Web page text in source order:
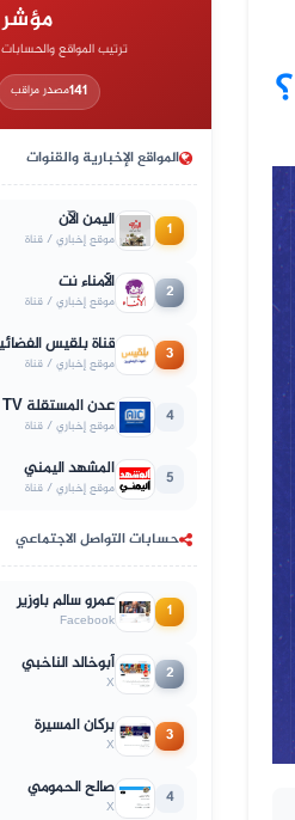
ترتيب المواقع
141مصدر مراقب
المواقع الإخبارية والقنوات
1 اليمن الآن
موقع إخباري / قناة
2 الأمناء نت
موقع إخباري / قناة
3 قناة بلقيس
موقع إخباري / قناة
4 عدن المستقلة AIC TV
موقع إخباري / قناة
5 المشهد اليمني
موقع إخباري / قناة
حسابات التواصل الاجتماعي
1 عمرو سالم باوزير
Facebook
2 أبوخالد الناخبي
X
3 بركان المسيرة
X
4 صالح الحمومي
X